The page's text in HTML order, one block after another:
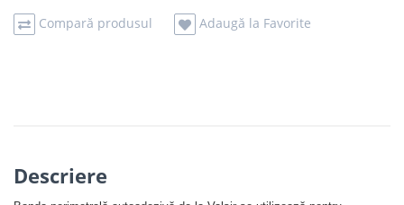
Compară produsul Adaugă la Favorite
Descriere